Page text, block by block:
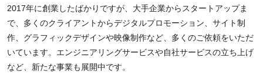
2017年に創業したばかりですが、大手企業からスタートアップま
で、多くのクライアントからデジタルプロモーション、サイト制
作、グラフィックデザインや映像制作など、多くのご依頼をいただ
いています。エンジニアリングサービスや自社サービスの立ち上げ
など、新たな事業も展開中です。